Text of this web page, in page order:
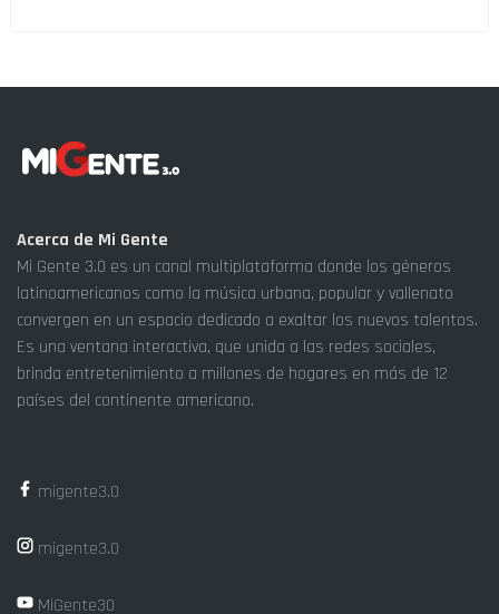
Acerca de Mi Gente
Mi Gente 3.0 es un canal multiplataforma donde los géneros
latinoamericanos como la música urbana, popular y vallenato
convergen en un espacio dedicado a exaltar los nuevos talentos.
Es una ventana interactiva, que unida a las redes sociales,
brinda entretenimiento a millones de hogares en más de 12
países del continente americano.
migente3.0
migente3.0
MiGente30